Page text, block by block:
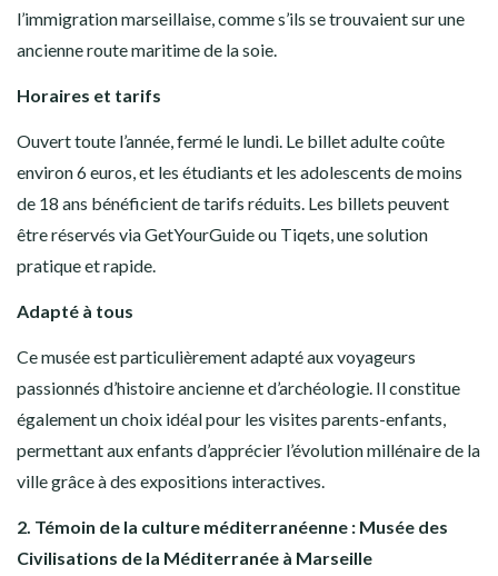
l’immigration marseillaise, comme s’ils se trouvaient sur une
ancienne route maritime de la soie.
Horaires et tarifs
Ouvert toute l’année, fermé le lundi. Le billet adulte coûte
environ 6 euros, et les étudiants et les adolescents de moins
de 18 ans bénéficient de tarifs réduits. Les billets peuvent
être réservés via GetYourGuide ou Tiqets, une solution
pratique et rapide.
Adapté à tous
Ce musée est particulièrement adapté aux voyageurs
passionnés d’histoire ancienne et d’archéologie. Il constitue
également un choix idéal pour les visites parents-enfants,
permettant aux enfants d’apprécier l’évolution millénaire de la
ville grâce à des expositions interactives.
2. Témoin de la culture méditerranéenne : Musée des
Civilisations de la Méditerranée à Marseille